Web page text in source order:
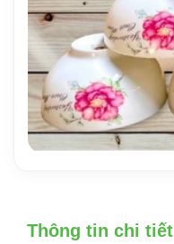
Thông tin chi tiết